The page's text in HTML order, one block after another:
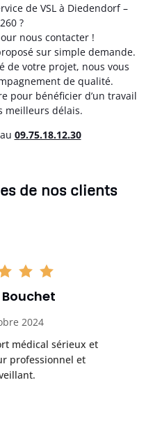
de VSL à Diedendorf –
?
nous contacter !
sur simple demande.
de votre projet, nous vous
de qualité.
pour bénéficier d’un travail
meilleurs délais.
09.75.18.12.30
de nos clients
2024
médical sérieux et
professionnel et